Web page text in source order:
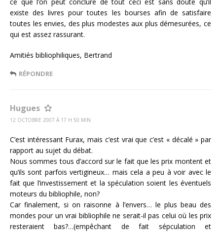
existe des livres pour toutes les bourses afin de satisfaire
toutes les envies, des plus modestes aux plus démesurées, ce
qui est assez rassurant.
Amitiés bibliophiliques, Bertrand
RÉPONDRE
Hugues
12 OCTOBRE 2007 Á 17 H 50 MIN
C’est intéressant Furax, mais c’est vrai que c’est « décalé » par
rapport au sujet du débat.
Nous sommes tous d’accord sur le fait que les prix montent et
qu’ils sont parfois vertigineux… mais cela a peu à voir avec le
fait que l’investissement et la spéculation soient les éventuels
moteurs du bibliophile, non?
Car finalement, si on raisonne à l’envers… le plus beau des
mondes pour un vrai bibliophile ne serait-il pas celui où les prix
resteraient bas?…(empêchant de fait sépculation et